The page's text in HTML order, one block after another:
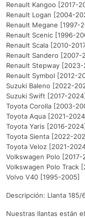
Renault Kangoo [2017-
Renault Logan [2004-
Renault Megane [1997-
Renault Scenic [1996-
Renault Scala [2010-
Renault Sandero [2007-
Renault Stepway [2023-
Renault Symbol [2012-
Suzuki Baleno [2022-
Suzuki Swift [2017-2024]
Toyota Corolla [2003-
Toyota Aqua [2021-
Toyota Yaris [2016-2024]
Toyota Sienta [2022-
Toyota Veloz [2021-
Volkswagen Polo [2017-
Volkswagen Polo Track
Volvo V40 [1995-2005]
Descripción: Llanta 185/
Nuestras llantas están